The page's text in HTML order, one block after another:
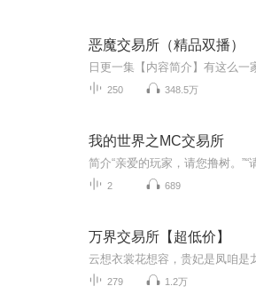
恶魔交易所（精品双播）
250 348.5万
我的世界之MC交易所
2 689
万界交易所【超低价】
279 1.2万